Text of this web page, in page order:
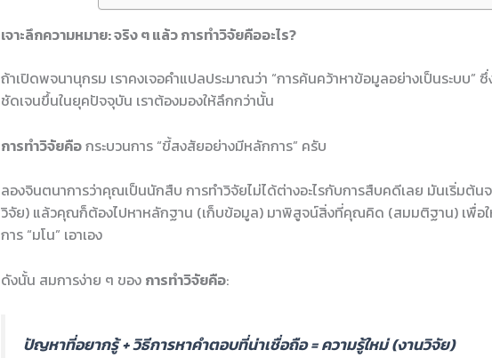
เจาะลึกความหมาย: จริง ๆ แล้วการทำวิจัยคืออะไร?
ถ้าเปิดพจนานุกรม เราคงเจอคำแปลประมาณว่า “การค้นคว้าหาข้อมูลอย่างเป็นระบบ”
ชัดเจนขึ้นในยุคปัจจุบัน เราต้องมองให้ลึกกว่านั้น
การทำวิจัยคือกระบวนการ “ขี้สงสัยอย่างมีหลักการ” ครับ
ลองจินตนาการว่าคุณเป็นนักสืบ การทำวิจัยไม่ได้ต่างอะไรกับการสืบคดีเลย มันเริ่มต้
วิจัย) แล้วคุณก็ต้องไปหาหลักฐาน (เก็บข้อมูล) มาพิสูจน์สิ่งที่คุณคิด (สมมติฐาน) เพื่อใ
การ “มโน” เอาเอง
ดังนั้น สมการง่าย ๆ ของ การทำวิจัยคือ:
ปัญหาที่อยากรู้ + วิธีการหาคำตอบที่น่าเชื่อถือ = ความรู้ใหม่ (งานวิจัย)